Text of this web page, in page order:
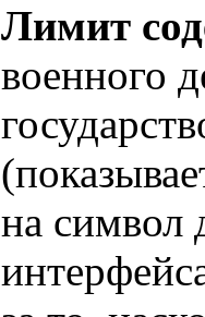
Лимит
военного
на символ